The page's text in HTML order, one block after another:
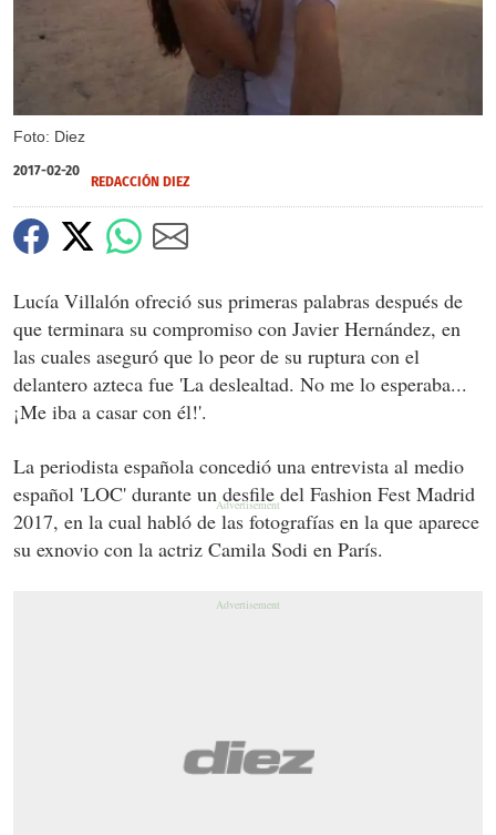
Foto: Diez
2017-02-20
REDACCIÓN DIEZ
Lucía Villalón ofreció sus primeras palabras después de
que terminara su compromiso con Javier Hernández, en
las cuales aseguró que lo peor de su ruptura con el
delantero azteca fue 'La deslealtad. No me lo esperaba...
¡Me iba a casar con él!'.
La periodista española concedió una entrevista al medio
español 'LOC' durante un desfile del Fashion Fest Madrid
2017, en la cual habló de las fotografías en la que aparece
su exnovio con la actriz Camila Sodi en París.